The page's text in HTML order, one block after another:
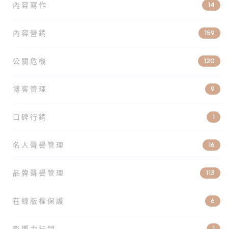
內容寫作 14
內容營銷 159
公關危機 120
博客管理 9
口碑行銷 1
名人聲譽管理 16
品牌聲譽管理 113
在線版權保護 6